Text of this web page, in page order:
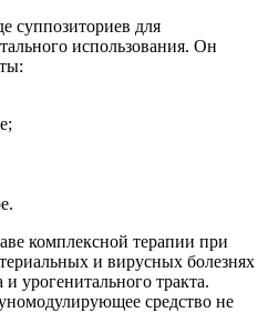
суппозиториев для
использования. Он
комплексной терапии при
и вирусных болезнях
урогенитального тракта.
средство не